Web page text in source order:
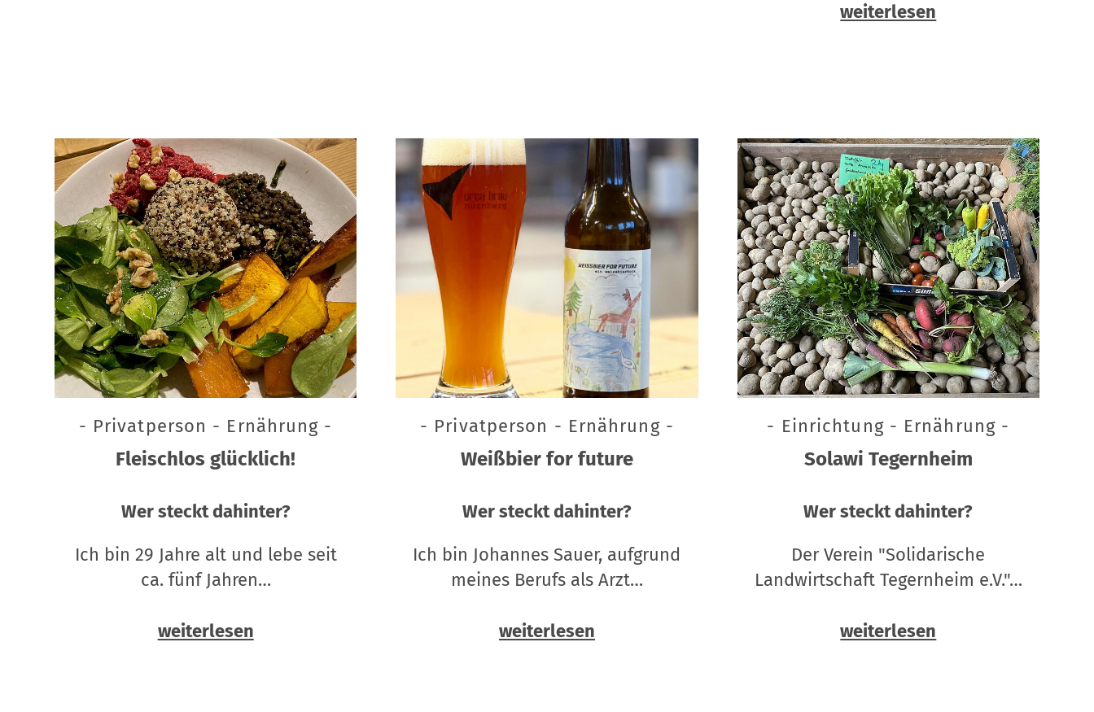
weiterlesen
- Privatperson - Ernährung -
Fleischlos glücklich!
Wer steckt dahinter?
Ich bin 29 Jahre alt und lebe seit
ca. fünf Jahren…
weiterlesen
- Privatperson - Ernährung -
Weißbier for future
Wer steckt dahinter?
Ich bin Johannes Sauer, aufgrund
meines Berufs als Arzt…
weiterlesen
- Einrichtung - Ernährung -
Solawi Tegernheim
Wer steckt dahinter?
Der Verein "Solidarische
Landwirtschaft Tegernheim e.V."…
weiterlesen